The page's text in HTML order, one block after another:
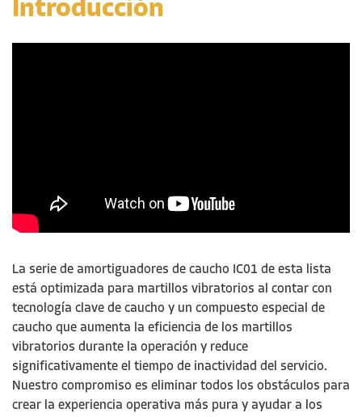
Introducción
La serie de amortiguadores de caucho IC01 de esta lista
está optimizada para martillos vibratorios al contar con
tecnología clave de caucho y un compuesto especial de
caucho que aumenta la eficiencia de los martillos
vibratorios durante la operación y reduce
significativamente el tiempo de inactividad del servicio.
Nuestro compromiso es eliminar todos los obstáculos para
crear la experiencia operativa más pura y ayudar a los